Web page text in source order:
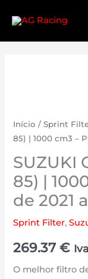
content
Início /Sprint
85) | 1000 cm3 –
SUZUKI
85) |
de 2021
Sprint Filter,
269.37€
O melhor filtro